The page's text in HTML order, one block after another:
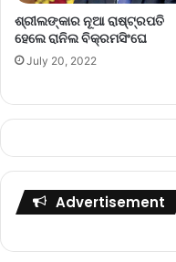
ଶ୍ରୀଲଙ୍କାର ନୂଆ ରାଷ୍ଟ୍ରପତି
ହେଲେ ରାନିଲ ବିକ୍ରମସିଂଘେ
July 20, 2022
Advertisement